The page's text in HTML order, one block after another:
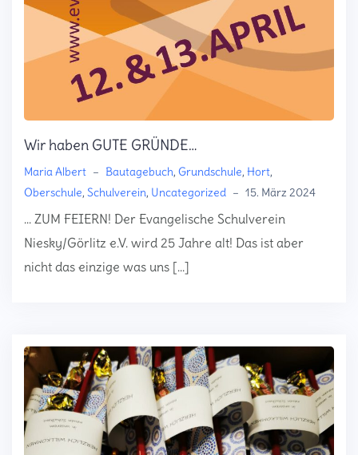
Wir haben GUTE GRÜNDE…
Maria Albert – Bautagebuch, Grundschule, Hort,
Oberschule, Schulverein, Uncategorized – 15. März 2024
… ZUM FEIERN! Der Evangelische Schulverein
Niesky/Görlitz e.V. wird 25 Jahre alt! Das ist aber
nicht das einzige was uns […]